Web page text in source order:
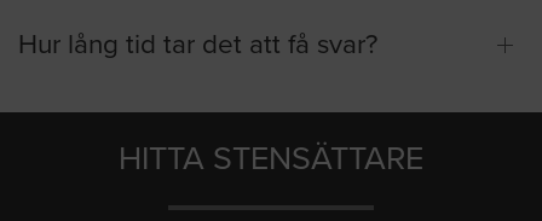
Hur lång tid tar det att få svar?
HITTA STENSÄTTARE